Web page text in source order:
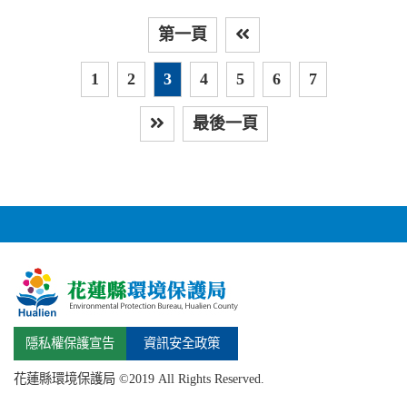
第一頁
1
2 3 4 5 6 7
最後一頁
隱私權保護宣告 資訊安全政策
花蓮縣環境保護局 ©2019 All Rights Reserved.